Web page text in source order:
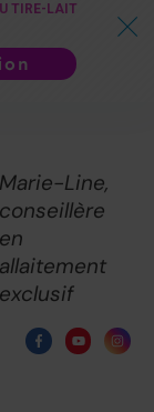
Marie-Line,
conseillère
en
allaitement
exclusif
TIRE-LAIT